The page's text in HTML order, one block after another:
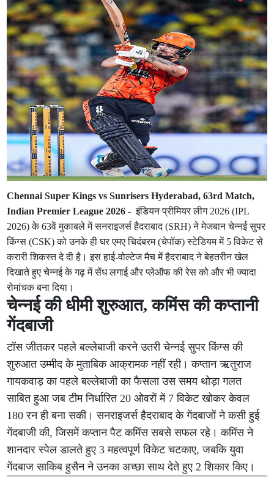
Chennai Super Kings vs Sunrisers Hyderabad, 63rd Match,
Indian Premier League 2026 - इंडियन प्रीमियर लीग 2026 (IPL
2026) के 63वें मुकाबले में सनराइजर्स हैदराबाद (SRH) ने मेजबान चेन्नई सुपर
किंग्स (CSK) को उनके ही घर एमए चिदंबरम (चेपॉक) स्टेडियम में 5 विकेट से
करारी शिकस्त दे दी है। इस हाई-वोल्टेज मैच में हैदराबाद ने बेहतरीन खेल
दिखाते हुए चेन्नई के गढ़ में सेंध लगाई और प्लेऑफ की रेस को और भी ज्यादा
रोमांचक बना दिया।
चेन्नई की धीमी शुरुआत, कमिंस की कप्तानी
गेंदबाजी
टॉस जीतकर पहले बल्लेबाजी करने उतरी चेन्नई सुपर किंग्स की
शुरुआत उम्मीद के मुताबिक आक्रामक नहीं रही। कप्तान ऋतुराज
गायकवाड़ का पहले बल्लेबाजी का फैसला उस समय थोड़ा गलत
साबित हुआ जब टीम निर्धारित 20 ओवरों में 7 विकेट खोकर केवल
180 रन ही बना सकी। सनराइजर्स हैदराबाद के गेंदबाजों ने कसी हुई
गेंदबाजी की, जिसमें कप्तान पैट कमिंस सबसे सफल रहे। कमिंस ने
शानदार स्पेल डालते हुए 3 महत्वपूर्ण विकेट चटकाए, जबकि युवा
गेंदबाज साकिब हुसैन ने उनका अच्छा साथ देते हुए 2 शिकार किए।